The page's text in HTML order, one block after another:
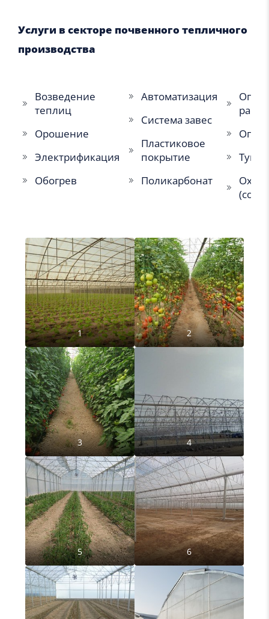
Услуги в секторе почвенного тепличного
производства
Возведение
теплиц
Орошение
Электрификация
Обогрев
Автоматизация
Система завес
Пластиковое
покрытие
Поликарбонат
1 2
3 4
5 6